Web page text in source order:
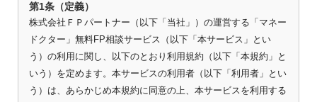
第1条（定義）
株式会社ＦＰパートナー（以下「当社」）の運営する「マネー
ドクター」無料FP相談サービス（以下「本サービス」とい
う）の利用に関し、以下のとおり利用規約（以下「本規約」と
いう）を定めます。本サービスの利用者（以下「利用者」とい
う）は、あらかじめ本規約に同意の上、本サービスを利用する